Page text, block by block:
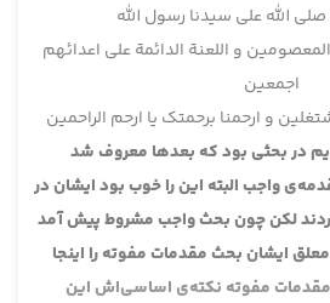
الله علی سیدنا رسول الله
و اللعنة الدائمة علی اعدائهم
اجمعین
و ارحمنا برحمتک یا ارحم الراحمین
در بحثی بود که بعدها معروف شد
واجب البته این را خوب بود ایشان در
لکن چون بحث واجب مشروط پیش آمد
ایشان بحث مقدمات مفوته را اینجا
مفوته نکته‌ی اساسی‌اش این